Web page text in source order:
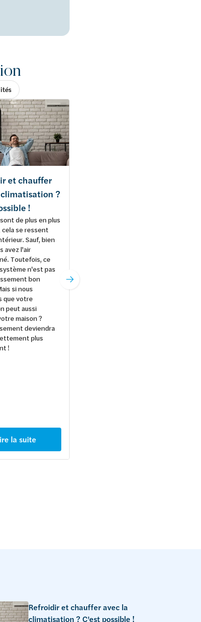
et chauffer
?
!
de plus en plus
cela se ressent
Sauf, bien
avez l'air
Toutefois, ce
n'est pas
bon
si nous
que votre
peut aussi
maison ?
deviendra
plus
!
la suite
Refroidir et chauffer avec la
climatisation ? C'est possible !